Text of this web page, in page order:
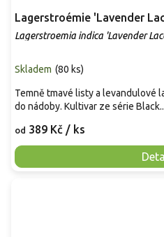
Lagerstroémie 'Lavender
Lagerstroemia indica 'Lavender
Skladem (80 ks)
od 389 Kč / ks
Temně tmavé listy a levandulové
do nádoby. Kultivar ze série